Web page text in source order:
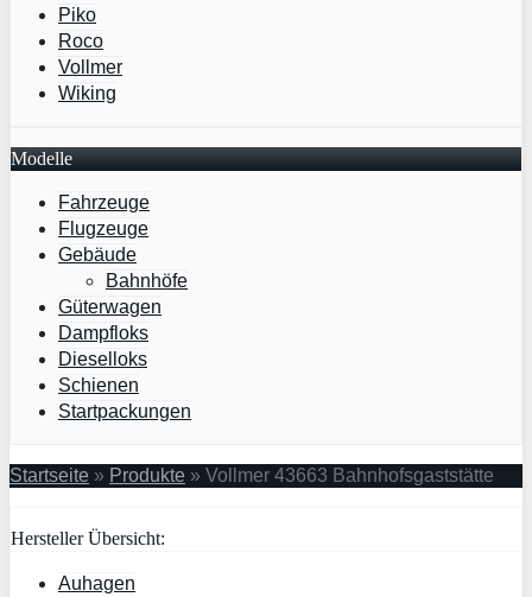
Piko
Roco
Vollmer
Wiking
Modelle
Fahrzeuge
Flugzeuge
Gebäude
Bahnhöfe
Güterwagen
Dampfloks
Dieselloks
Schienen
Startpackungen
Startseite » Produkte » Vollmer 43663 Bahnhofsgaststätte
Hersteller Übersicht:
Auhagen